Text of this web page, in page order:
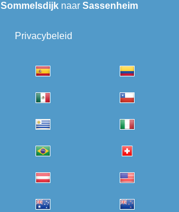
Sommelsdijk naar Sassenheim
Privacybeleid